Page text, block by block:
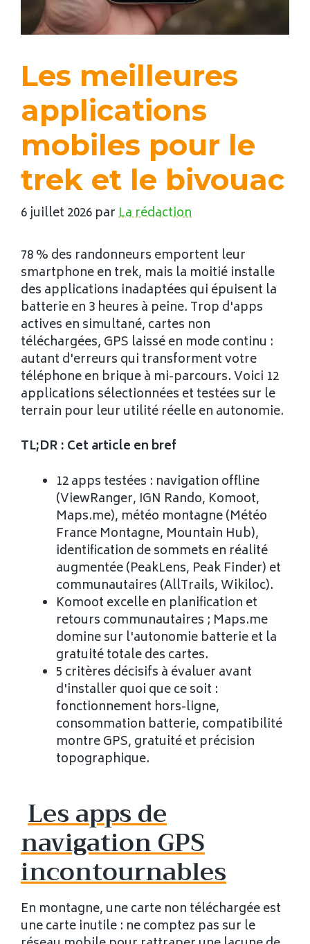
Les meilleures
applications
mobiles pour le
trek et le bivouac
6 juillet 2026 parLa rédaction
78 % des randonneurs emportent leur
smartphone en trek, mais la moitié installe
des applications inadaptées qui épuisent la
batterie en 3 heures à peine. Trop d'apps
actives en simultané, cartes non
téléchargées, GPS laissé en mode continu :
autant d'erreurs qui transforment votre
téléphone en brique à mi-parcours. Voici 12
applications sélectionnées et testées sur le
terrain pour leur utilité réelle en autonomie.
TL;DR : Cet article en bref
12 apps testées : navigation offline
(ViewRanger, IGN Rando, Komoot,
Maps.me), météo montagne (Météo
France Montagne, Mountain Hub),
identification de sommets en réalité
augmentée (PeakLens, Peak Finder) et
communautaires (AllTrails, Wikiloc).
Komoot excelle en planification et
retours communautaires ; Maps.me
domine sur l'autonomie batterie et la
gratuité totale des cartes.
5 critères décisifs à évaluer avant
d'installer quoi que ce soit :
fonctionnement hors-ligne,
consommation batterie, compatibilité
montre GPS, gratuité et précision
topographique.
Les apps de
navigation GPS
incontournables
En montagne, une carte non téléchargée est
une carte inutile : ne comptez pas sur le